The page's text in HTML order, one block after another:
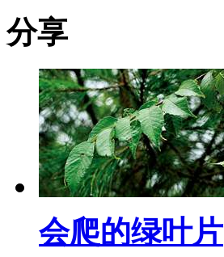
分享
会爬的绿叶片